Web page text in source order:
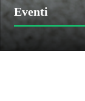
Eventi